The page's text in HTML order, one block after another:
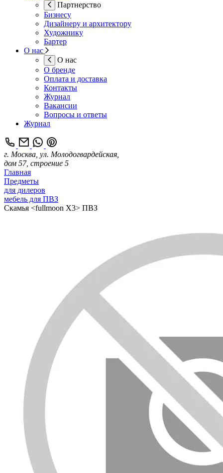
Партнерство
Бизнесу
Дизайнеру и архитектору
Художнику
Бартер
О нас
О нас
О бренде
Оплата и доставка
Контакты
Журнал
Вакансии
Вопросы и ответы
Журнал
г. Москва, ул. Молодогвардейская,
дом 57, строение 5
Главная
Предметы
для дилеров
мебель для ПВЗ
Скамья <fullmoon X3> ПВЗ